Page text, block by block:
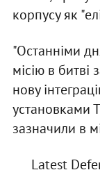
корпусу як
"Останніми
місію в битві
нову
установками
зазначили в
Latest